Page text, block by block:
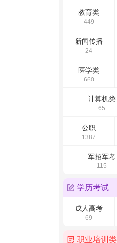
教育类
449
新闻传播
24
医学类
660
计算机类
65
公职
1387
军招军考
115
学历考试
成人高考
69
职业培训类